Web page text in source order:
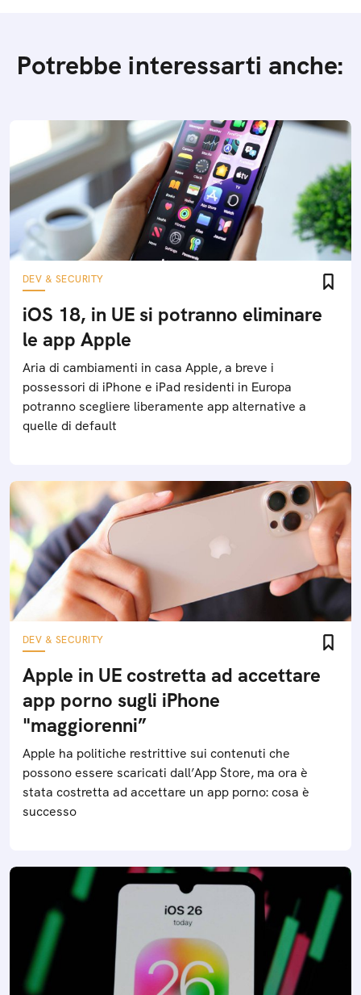
Potrebbe interessarti anche:
DEV & SECURITY
iOS 18, in UE si potranno eliminare
le app Apple
Aria di cambiamenti in casa Apple, a breve i
possessori di iPhone e iPad residenti in Europa
potranno scegliere liberamente app alternative a
quelle di default
DEV & SECURITY
Apple in UE costretta ad accettare
app porno sugli iPhone
"maggiorenni”
Apple ha politiche restrittive sui contenuti che
possono essere scaricati dall’App Store, ma ora è
stata costretta ad accettare un app porno: cosa è
successo